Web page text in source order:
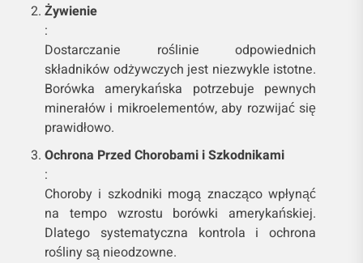
Żywienie
:
Dostarczanie roślinie odpowiednich
składników odżywczych jest niezwykle istotne.
Borówka amerykańska potrzebuje pewnych
minerałów i mikroelementów, aby rozwijać się
prawidłowo.
Ochrona Przed Chorobami i Szkodnikami
:
Choroby i szkodniki mogą znacząco wpłynąć
na tempo wzrostu borówki amerykańskiej.
Dlatego systematyczna kontrola i ochrona
rośliny są nieodzowne.